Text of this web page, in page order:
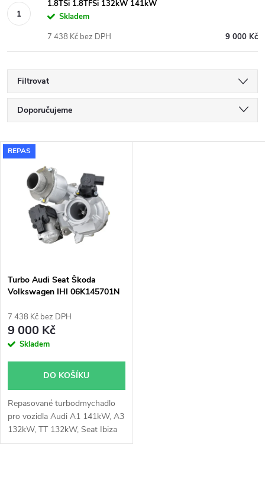
1.8TSi 1.8TFSi 132kW 141kW
Skladem
9 000 Kč
7 438 Kč bez DPH
Filtrovat
Ř
a
p
r
o
u
k
Doporučujeme
Nejdražší
Nejprodávanější
Abecedně
V
s
p
r
o
d
u
k
REPAS
Turbo Audi Seat Škoda
Volkswagen IHI 06K145701N
7 438 Kč bez DPH
9 000 Kč
Skladem
DO KOŠÍKU
Repasované turbodmychadlo
pro vozidla Audi A1 141kW, A3
132kW, TT 132kW, Seat Ibiza
141kW, Leon 132kW, VW Golf